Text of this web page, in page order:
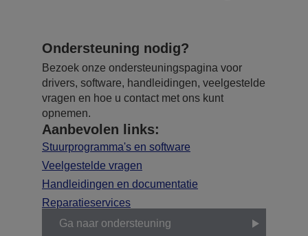
Ondersteuning nodig?
Bezoek onze ondersteuningspagina voor
drivers, software, handleidingen, veelgestelde
vragen en hoe u contact met ons kunt
opnemen.
Aanbevolen links:
Stuurprogramma's en software
Veelgestelde vragen
Handleidingen en documentatie
Reparatieservices
Ga naar ondersteuning